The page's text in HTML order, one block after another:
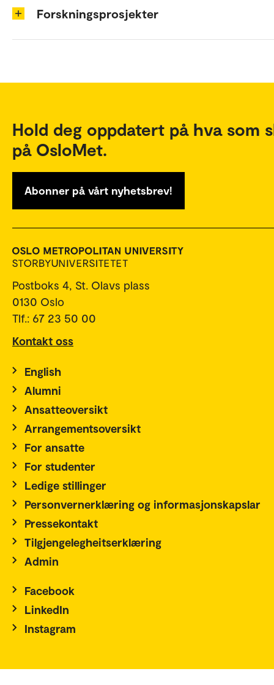
Forskningsprosjekter
Hold deg oppdatert på hva som
på OsloMet.
Abonner på vårt nyhetsbrev!
Postboks 4, St. Olavs plass
0130 Oslo
Tlf.: 67 23 50 00
Kontakt oss
English
Alumni
Ansatteoversikt
Arrangementsoversikt
For ansatte
For studenter
Ledige stillinger
Personvernerklæring og informasjonskapslar
Pressekontakt
Tilgjengelegheitserklæring
Admin
Facebook
LinkedIn
Instagram